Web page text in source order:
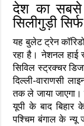
देश का सबसे
सिलीगुड़ी
यह बुलेट ट्रेन
रहा है। नेशनल हाई
सिविल स्ट्रक्चर
दिल्ली-वाराणसी
तक ले जाया जाएगा।
यूपी के बाद बिहार
पश्चिम बंगाल के न्यू